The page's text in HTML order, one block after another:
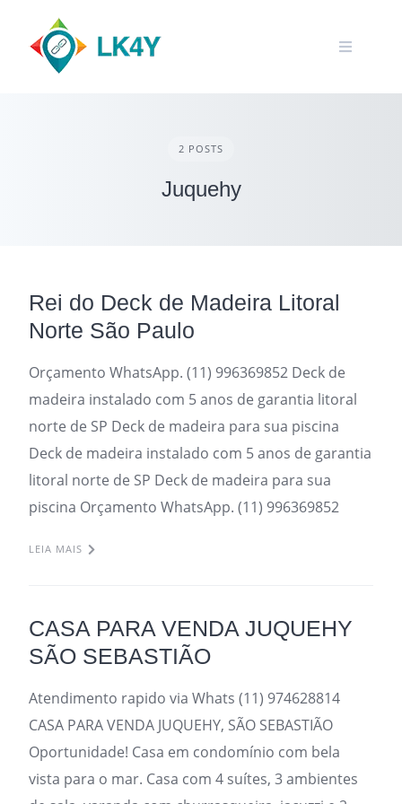
content
2 POSTS
Juquehy
Rei do Deck de Madeira Litoral
Norte São Paulo
Orçamento WhatsApp. (11) 996369852 Deck de
madeira instalado com 5 anos de garantia litoral
norte de SP Deck de madeira para sua piscina
Deck de madeira instalado com 5 anos de garantia
litoral norte de SP Deck de madeira para sua
piscina Orçamento WhatsApp. (11) 996369852
LEIA MAIS
CASA PARA VENDA JUQUEHY
SÃO SEBASTIÃO
Atendimento rapido via Whats (11) 974628814
CASA PARA VENDA JUQUEHY, SÃO SEBASTIÃO
Oportunidade! Casa em condomínio com bela
vista para o mar. Casa com 4 suítes, 3 ambientes